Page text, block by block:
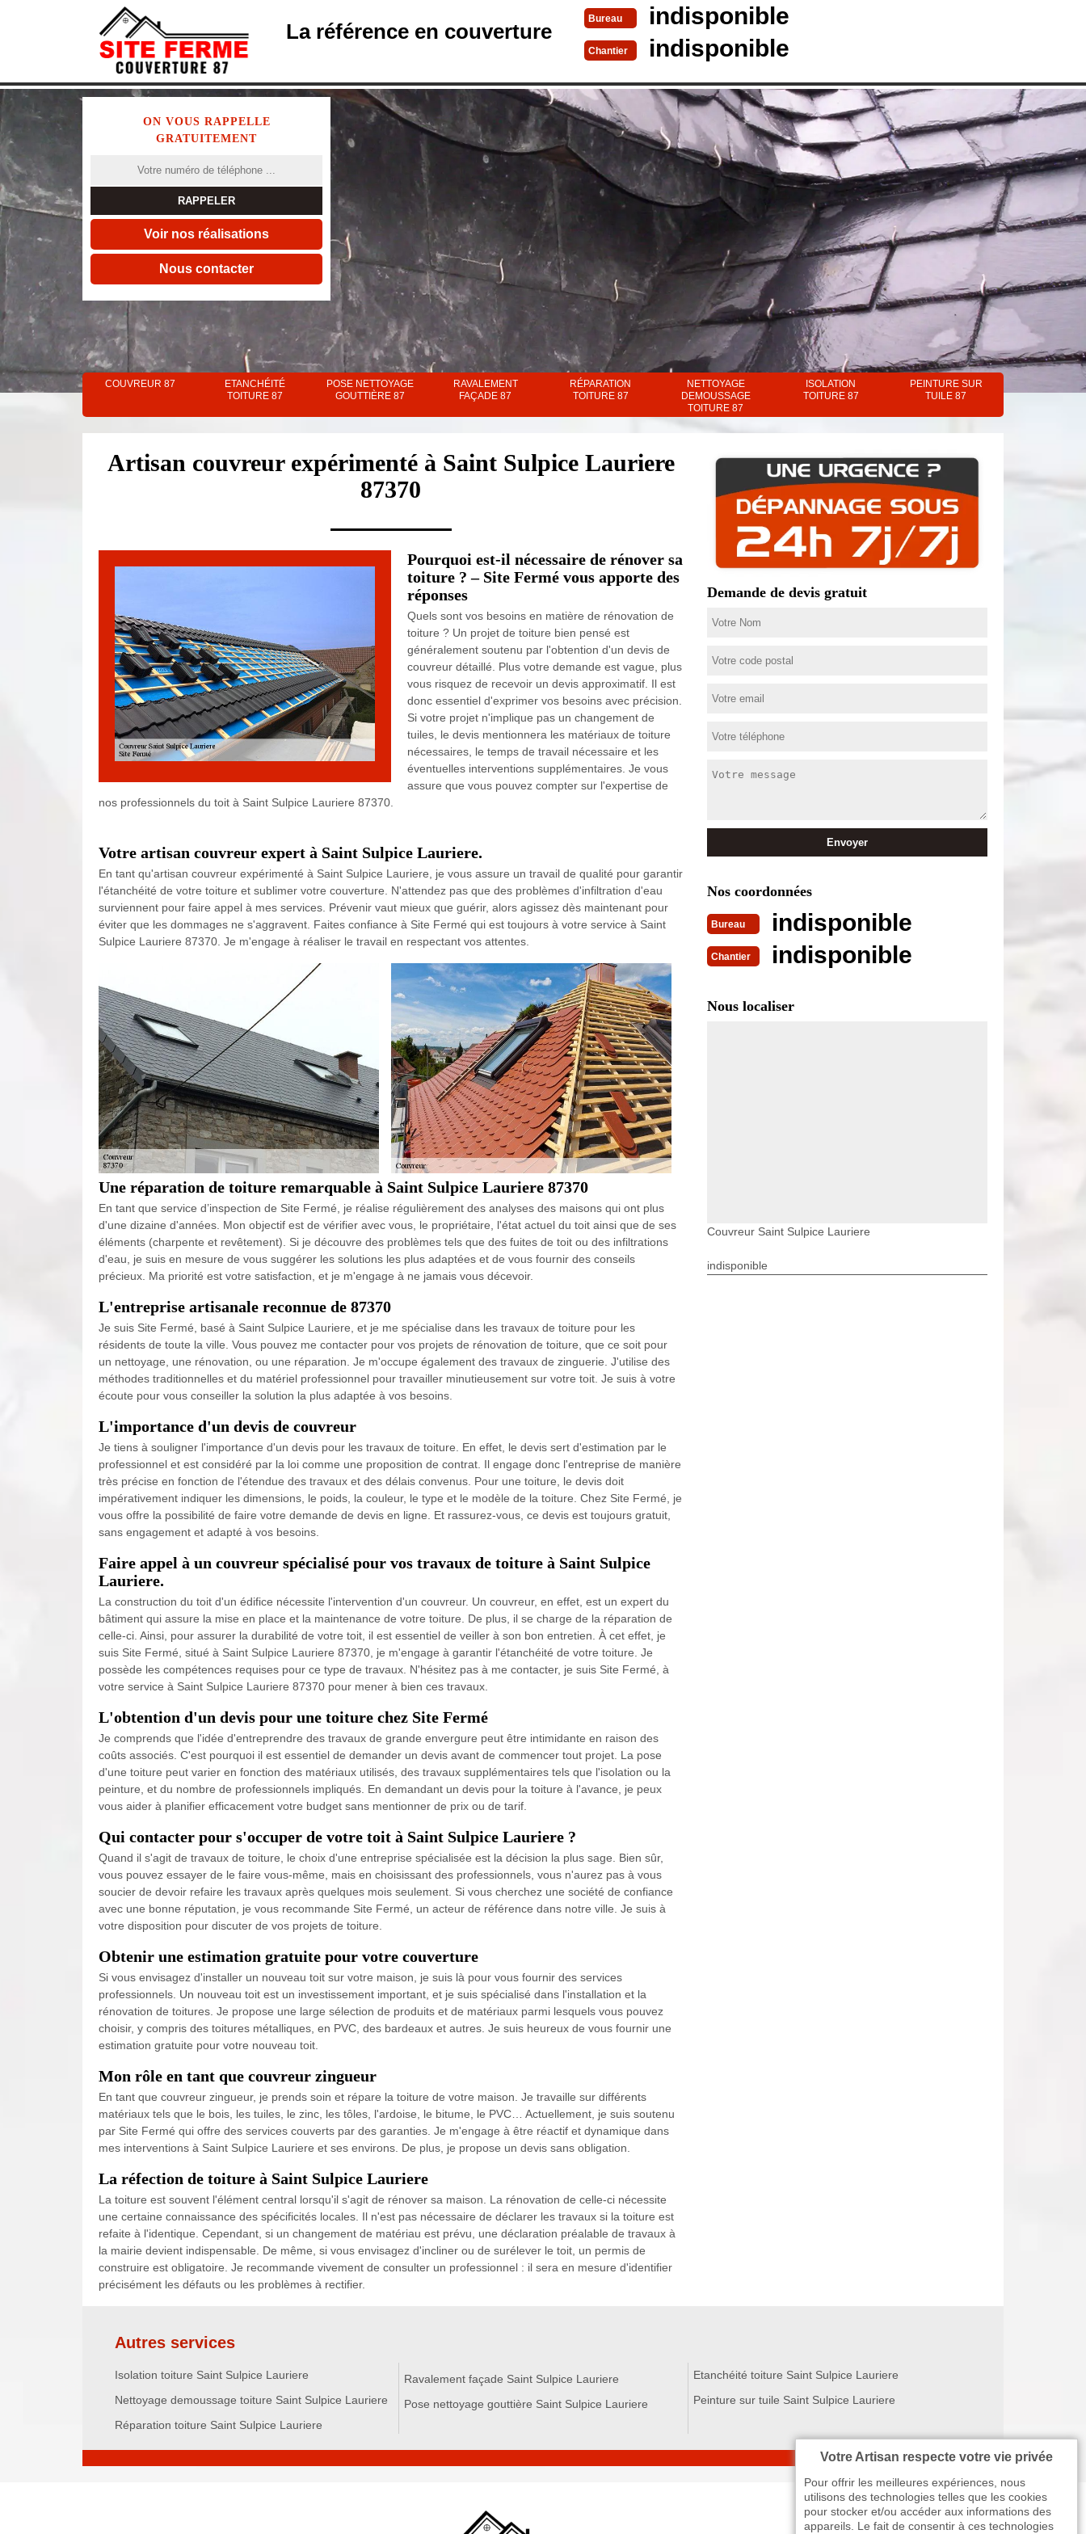
La référence en couverture
Bureau indisponible
Chantier indisponible
ON VOUS RAPPELLE
GRATUITEMENT
Voir nos réalisations
Nous contacter
COUVREUR 87
ETANCHÉITÉ
TOITURE 87
POSE NETTOYAGE
GOUTTIÈRE 87
RAVALEMENT
FAÇADE 87
RÉPARATION
TOITURE 87
NETTOYAGE
DEMOUSSAGE
TOITURE 87
ISOLATION
TOITURE 87
PEINTURE SUR
TUILE 87
Artisan couvreur expérimenté à Saint Sulpice Lauriere
87370
Pourquoi est-il nécessaire de rénover sa
toiture ? – Site Fermé vous apporte des
réponses
Quels sont vos besoins en matière de rénovation de
toiture ? Un projet de toiture bien pensé est
généralement soutenu par l'obtention d'un devis de
couvreur détaillé. Plus votre demande est vague, plus
vous risquez de recevoir un devis approximatif. Il est
donc essentiel d'exprimer vos besoins avec précision.
Si votre projet n'implique pas un changement de
tuiles, le devis mentionnera les matériaux de toiture
nécessaires, le temps de travail nécessaire et les
éventuelles interventions supplémentaires. Je vous
assure que vous pouvez compter sur l'expertise de
nos professionnels du toit à Saint Sulpice Lauriere 87370.
Votre artisan couvreur expert à Saint Sulpice Lauriere.
En tant qu'artisan couvreur expérimenté à Saint Sulpice Lauriere, je vous assure un travail de qualité pour garantir
l'étanchéité de votre toiture et sublimer votre couverture. N'attendez pas que des problèmes d'infiltration d'eau
surviennent pour faire appel à mes services. Prévenir vaut mieux que guérir, alors agissez dès maintenant pour
éviter que les dommages ne s'aggravent. Faites confiance à Site Fermé qui est toujours à votre service à Saint
Sulpice Lauriere 87370. Je m'engage à réaliser le travail en respectant vos attentes.
Une réparation de toiture remarquable à Saint Sulpice Lauriere 87370
En tant que service d’inspection de Site Fermé, je réalise régulièrement des analyses des maisons qui ont plus
d'une dizaine d'années. Mon objectif est de vérifier avec vous, le propriétaire, l'état actuel du toit ainsi que de ses
éléments (charpente et revêtement). Si je découvre des problèmes tels que des fuites de toit ou des infiltrations
d'eau, je suis en mesure de vous suggérer les solutions les plus adaptées et de vous fournir des conseils
précieux. Ma priorité est votre satisfaction, et je m'engage à ne jamais vous décevoir.
L'entreprise artisanale reconnue de 87370
Je suis Site Fermé, basé à Saint Sulpice Lauriere, et je me spécialise dans les travaux de toiture pour les
résidents de toute la ville. Vous pouvez me contacter pour vos projets de rénovation de toiture, que ce soit pour
un nettoyage, une rénovation, ou une réparation. Je m'occupe également des travaux de zinguerie. J'utilise des
méthodes traditionnelles et du matériel professionnel pour travailler minutieusement sur votre toit. Je suis à votre
écoute pour vous conseiller la solution la plus adaptée à vos besoins.
L'importance d'un devis de couvreur
Je tiens à souligner l'importance d'un devis pour les travaux de toiture. En effet, le devis sert d'estimation par le
professionnel et est considéré par la loi comme une proposition de contrat. Il engage donc l'entreprise de manière
très précise en fonction de l'étendue des travaux et des délais convenus. Pour une toiture, le devis doit
impérativement indiquer les dimensions, le poids, la couleur, le type et le modèle de la toiture. Chez Site Fermé, je
vous offre la possibilité de faire votre demande de devis en ligne. Et rassurez-vous, ce devis est toujours gratuit,
sans engagement et adapté à vos besoins.
Faire appel à un couvreur spécialisé pour vos travaux de toiture à Saint Sulpice
Lauriere.
La construction du toit d'un édifice nécessite l'intervention d'un couvreur. Un couvreur, en effet, est un expert du
bâtiment qui assure la mise en place et la maintenance de votre toiture. De plus, il se charge de la réparation de
celle-ci. Ainsi, pour assurer la durabilité de votre toit, il est essentiel de veiller à son bon entretien. À cet effet, je
suis Site Fermé, situé à Saint Sulpice Lauriere 87370, je m'engage à garantir l'étanchéité de votre toiture. Je
possède les compétences requises pour ce type de travaux. N'hésitez pas à me contacter, je suis Site Fermé, à
votre service à Saint Sulpice Lauriere 87370 pour mener à bien ces travaux.
L'obtention d'un devis pour une toiture chez Site Fermé
Je comprends que l'idée d'entreprendre des travaux de grande envergure peut être intimidante en raison des
coûts associés. C'est pourquoi il est essentiel de demander un devis avant de commencer tout projet. La pose
d'une toiture peut varier en fonction des matériaux utilisés, des travaux supplémentaires tels que l'isolation ou la
peinture, et du nombre de professionnels impliqués. En demandant un devis pour la toiture à l'avance, je peux
vous aider à planifier efficacement votre budget sans mentionner de prix ou de tarif.
Qui contacter pour s'occuper de votre toit à Saint Sulpice Lauriere ?
Quand il s'agit de travaux de toiture, le choix d'une entreprise spécialisée est la décision la plus sage. Bien sûr,
vous pouvez essayer de le faire vous-même, mais en choisissant des professionnels, vous n'aurez pas à vous
soucier de devoir refaire les travaux après quelques mois seulement. Si vous cherchez une société de confiance
avec une bonne réputation, je vous recommande Site Fermé, un acteur de référence dans notre ville. Je suis à
votre disposition pour discuter de vos projets de toiture.
Obtenir une estimation gratuite pour votre couverture
Si vous envisagez d'installer un nouveau toit sur votre maison, je suis là pour vous fournir des services
professionnels. Un nouveau toit est un investissement important, et je suis spécialisé dans l'installation et la
rénovation de toitures. Je propose une large sélection de produits et de matériaux parmi lesquels vous pouvez
choisir, y compris des toitures métalliques, en PVC, des bardeaux et autres. Je suis heureux de vous fournir une
estimation gratuite pour votre nouveau toit.
Mon rôle en tant que couvreur zingueur
En tant que couvreur zingueur, je prends soin et répare la toiture de votre maison. Je travaille sur différents
matériaux tels que le bois, les tuiles, le zinc, les tôles, l'ardoise, le bitume, le PVC… Actuellement, je suis soutenu
par Site Fermé qui offre des services couverts par des garanties. Je m'engage à être réactif et dynamique dans
mes interventions à Saint Sulpice Lauriere et ses environs. De plus, je propose un devis sans obligation.
La réfection de toiture à Saint Sulpice Lauriere
La toiture est souvent l'élément central lorsqu'il s'agit de rénover sa maison. La rénovation de celle-ci nécessite
une certaine connaissance des spécificités locales. Il n'est pas nécessaire de déclarer les travaux si la toiture est
refaite à l'identique. Cependant, si un changement de matériau est prévu, une déclaration préalable de travaux à
la mairie devient indispensable. De même, si vous envisagez d'incliner ou de surélever le toit, un permis de
construire est obligatoire. Je recommande vivement de consulter un professionnel : il sera en mesure d'identifier
précisément les défauts ou les problèmes à rectifier.
Demande de devis gratuit
Nos coordonnées
Bureau indisponible
Chantier indisponible
Nous localiser
Couvreur Saint Sulpice Lauriere
indisponible
Autres services
Isolation toiture Saint Sulpice Lauriere
Nettoyage demoussage toiture Saint Sulpice Lauriere
Réparation toiture Saint Sulpice Lauriere
Ravalement façade Saint Sulpice Lauriere
Pose nettoyage gouttière Saint Sulpice Lauriere
Etanchéité toiture Saint Sulpice Lauriere
Peinture sur tuile Saint Sulpice Lauriere
Votre Artisan respecte votre vie privée
Pour offrir les meilleures expériences, nous
utilisons des technologies telles que les cookies
pour stocker et/ou accéder aux informations des
appareils. Le fait de consentir à ces technologies